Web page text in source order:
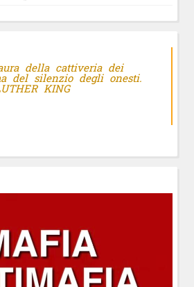
della cattiveria dei
del silenzio degli onesti.
KING